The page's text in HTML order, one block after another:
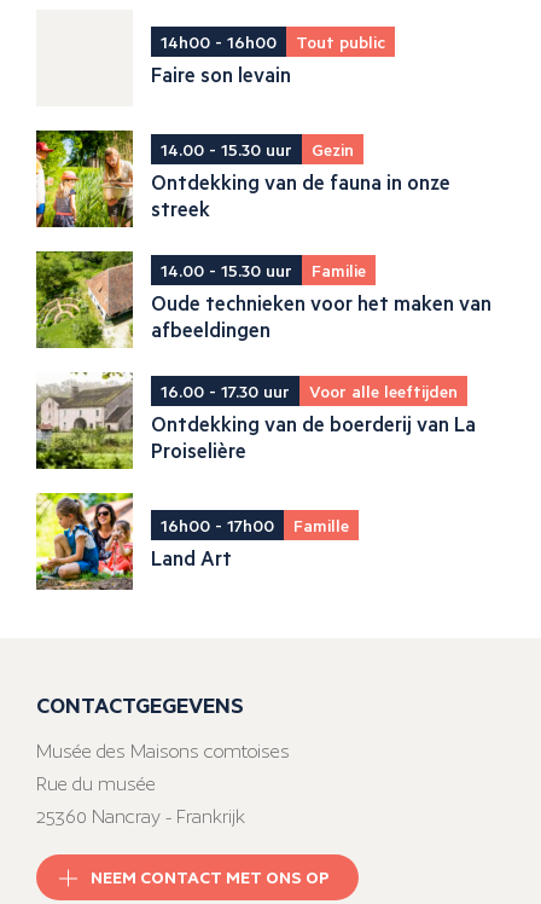
14h00 - 16h00 Tout public
Faire son levain
14.00 - 15.30 uur Gezin
Ontdekking van de fauna in onze
streek
14.00 - 15.30 uur Familie
Oude technieken voor het maken van
afbeeldingen
16.00 - 17.30 uur Voor alle leeftijden
Ontdekking van de boerderij van La
Proiselière
16h00 - 17h00 Famille
Land Art
CONTACTGEGEVENS
Musée des Maisons comtoises
Rue du musée
25360 Nancray - Frankrijk
NEEM CONTACT MET ONS OP